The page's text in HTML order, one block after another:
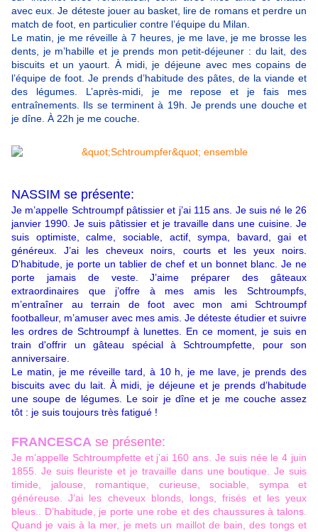
avec eux. Je déteste jouer au basket, lire de romans et perdre un
match de foot, en particulier contre l’équipe du Milan.
Le matin, je me réveille à 7 heures, je me lave, je me brosse les
dents, je m’habille et je prends mon petit-déjeuner : du lait, des
biscuits et un yaourt. À midi, je déjeune avec mes copains de
l’équipe de foot. Je prends d’habitude des pâtes, de la viande et
des légumes. L’après-midi, je me repose et je fais mes
entraînements. Ils se terminent à 19h. Je prends une douche et
je dîne. À 22h je me couche.
NASSIM se présente:
Je m’appelle Schtroumpf pâtissier et j’ai 115 ans. Je suis né le 26
janvier 1990. Je suis pâtissier et je travaille dans une cuisine. Je
suis optimiste, calme, sociable, actif, sympa, bavard, gai et
généreux. J’ai les cheveux noirs, courts et les yeux noirs.
D’habitude, je porte un tablier de chef et un bonnet blanc. Je ne
porte jamais de veste. J’aime préparer des gâteaux
extraordinaires que j’offre à mes amis les Schtroumpfs,
m’entraîner au terrain de foot avec mon ami Schtroumpf
footballeur, m’amuser avec mes amis. Je déteste étudier et suivre
les ordres de Schtroumpf à lunettes. En ce moment, je suis en
train d'offrir un gâteau spécial à Schtroumpfette, pour son
anniversaire.
Le matin, je me réveille tard, à 10 h, je me lave, je prends des
biscuits avec du lait. À midi, je déjeune et je prends d’habitude
une soupe de légumes. Le soir je dîne et je me couche assez
tôt : je suis toujours très fatigué !
FRANCESCA se présente:
Je m’appelle Schtroumpfette et j’ai 160 ans. Je suis née le 4 juin
1855. Je suis fleuriste et je travaille dans une boutique. Je suis
timide, jalouse, romantique, curieuse, sociable, sympa et
généreuse. J’ai les cheveux blonds, longs, frisés et les yeux
bleus.. D’habitude, je porte une robe et des chaussures à talons.
Quand je vais à la mer, je mets un maillot de bain, des tongs et